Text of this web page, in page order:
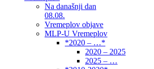
Na današnji dan
08.08.
Vremeplov objave
MLP-U Vremeplov
*2020 – …*
2020 – 2025
2025 – …